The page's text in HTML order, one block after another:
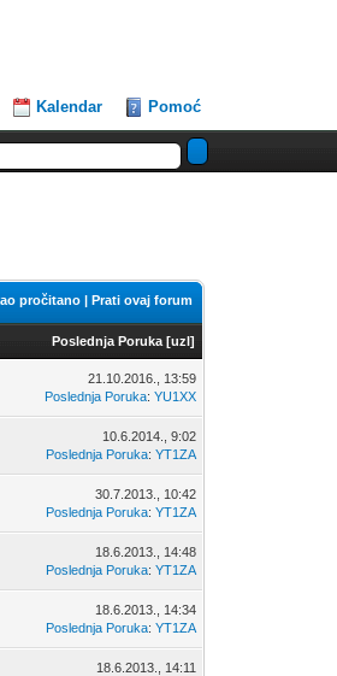
Kalendar Pomoć
pročitano |Prati ovaj forum
Poslednja Poruka [uzl]
21.10.2016., 13:59
Poslednja Poruka:YU1XX
10.6.2014., 9:02
Poslednja Poruka:YT1ZA
30.7.2013., 10:42
Poslednja Poruka:YT1ZA
18.6.2013., 14:48
Poslednja Poruka:YT1ZA
18.6.2013., 14:34
Poslednja Poruka:YT1ZA
18.6.2013., 14:11